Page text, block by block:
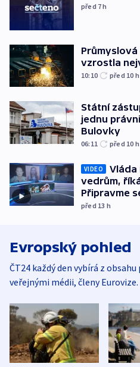
před 7h
vzrostla
10:10 před 10 h
Státní
jednu
Bulovky
06:11 před 10 h
VIDEO
Vláda
vedrům,
Připravme
před 13 h
Evropský pohled
ČT24 každý den vybírá z
veřejnými médii, členy Eurovize.